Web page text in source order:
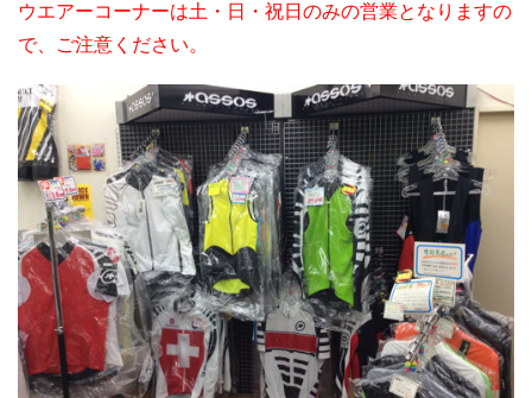
ウエアーコーナーは土・日・祝日のみの営業となりますの
で、
ご注意ください。